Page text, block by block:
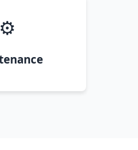
⚙️